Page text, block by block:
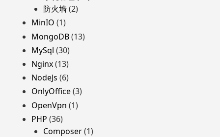
防火墙(2)
MinIO (1)
MongoDB(13)
MySql (30)
Nginx(13)
NodeJs (6)
OnlyOffice(3)
OpenVpn (1)
PHP (36)
Composer(1)